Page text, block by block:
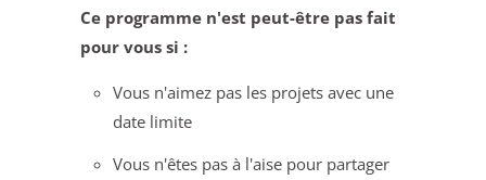
Ce programme n'est peut-être pas fait
pour vous si :
Vous n'aimez pas les projets avec une
date limite
Vous n'êtes pas à l'aise pour partager